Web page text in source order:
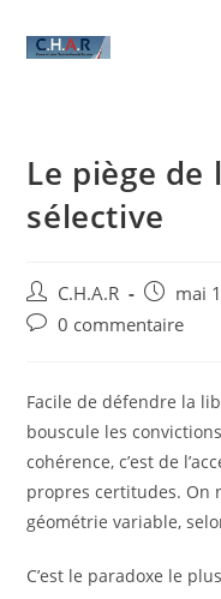
Le piège de
sélective
C.H.A.R mai
0 commentaire
Facile de défendre la
bouscule les
cohérence, c’est de
propres certitudes. On
géométrie variable,
​C’est le paradoxe le